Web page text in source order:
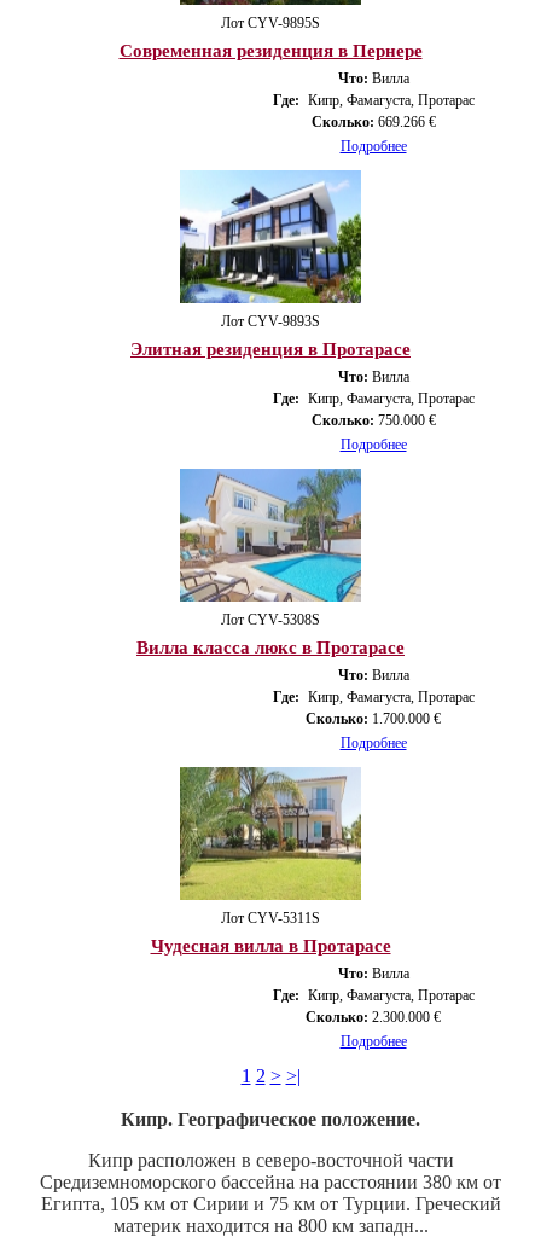
Лот CYV-9895S
Современная резиденция в Пернере
Что: Вилла
Где: Кипр, Фамагуста, Протарас
Сколько: 669.266 €
Подробнее
Лот CYV-9893S
Элитная резиденция в Протарасе
Что: Вилла
Где: Кипр, Фамагуста, Протарас
Сколько: 750.000 €
Подробнее
Лот CYV-5308S
Вилла класса люкс в Протарасе
Что: Вилла
Где: Кипр, Фамагуста, Протарас
Сколько: 1.700.000 €
Подробнее
Лот CYV-5311S
Чудесная вилла в Протарасе
Что: Вилла
Где: Кипр, Фамагуста, Протарас
Сколько: 2.300.000 €
Подробнее
1 2 > >|
Кипр. Географическое положение.
Кипр расположен в северо-восточной части
Средиземноморского бассейна на расстоянии 380 км от
Египта, 105 км от Сирии и 75 км от Турции. Греческий
материк находится на 800 км западн...